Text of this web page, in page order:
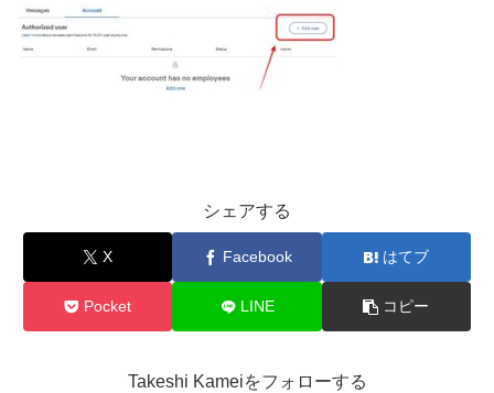
シェアする
X Facebook はてブ
Pocket LINE コピー
Takeshi Kameiをフォローする